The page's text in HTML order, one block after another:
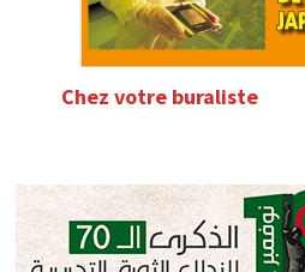
Chez votre buraliste